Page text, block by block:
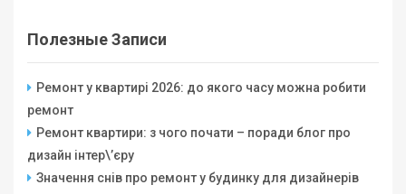
Полезные Записи
Ремонт у квартирі 2026: до якого часу можна робити
ремонт
Ремонт квартири: з чого почати – поради блог про
дизайн інтер\’єру
Значення снів про ремонт у будинку для дизайнерів